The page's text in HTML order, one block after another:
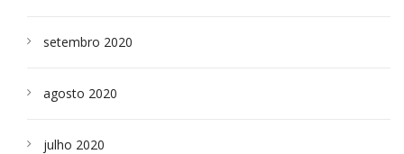
setembro 2020
agosto 2020
julho 2020